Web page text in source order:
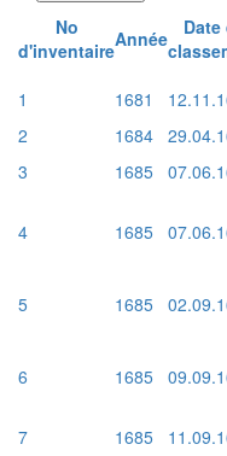
No
d'inventaireAnnée
Date
1
1681
2
1684
3
1685
4 1685
5 1685
6 1685
7 1685